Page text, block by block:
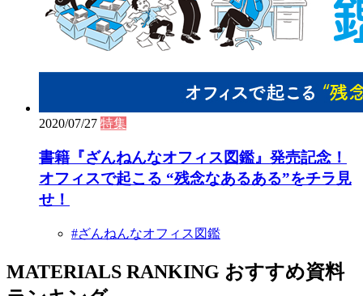
2020/07/27 特集
書籍『ざんねんなオフィス図鑑』発売記念！
オフィスで起こる “残念なあるある”をチラ見
せ！
#ざんねんなオフィス図鑑
MATERIALS RANKING おすすめ資料